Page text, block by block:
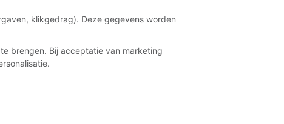
klikgedrag). Deze gegevens worden
brengen. Bij acceptatie van marketing